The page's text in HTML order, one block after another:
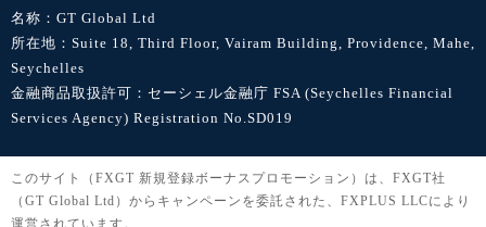
名称：GT Global Ltd
所在地：Suite 18, Third Floor, Vairam Building, Providence, Mahe,
Seychelles
金融商品取扱許可：セーシェル金融庁 FSA (Seychelles Financial
Services Agency) Registration No.SD019
このサイト（FXGT 新規登録ボーナスプロモーション）は、FXGT社
（GT Global Ltd）からキャンペーンを委託された、FXPLUS LLCにより